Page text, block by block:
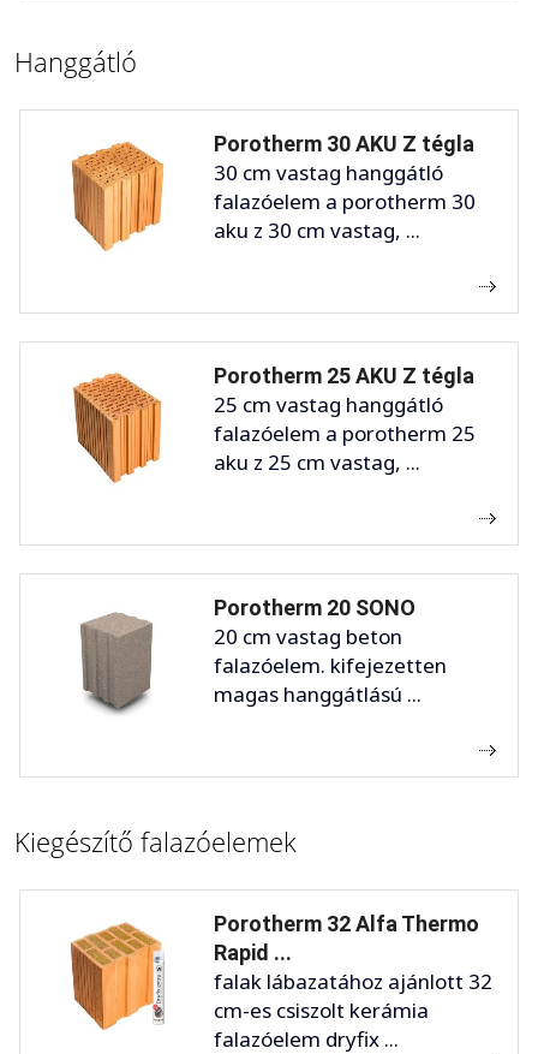
Hanggátló
Porotherm 30 AKU Z tégla
30 cm vastag hanggátló
falazóelem a porotherm 30
aku z 30 cm vastag, ...
Porotherm 25 AKU Z tégla
25 cm vastag hanggátló
falazóelem a porotherm 25
aku z 25 cm vastag, ...
Porotherm 20 SONO
20 cm vastag beton
falazóelem. kifejezetten
magas hanggátlású ...
Kiegészítő falazóelemek
Porotherm 32 Alfa Thermo
Rapid ...
falak lábazatához ajánlott 32
cm-es csiszolt kerámia
falazóelem dryfix ...